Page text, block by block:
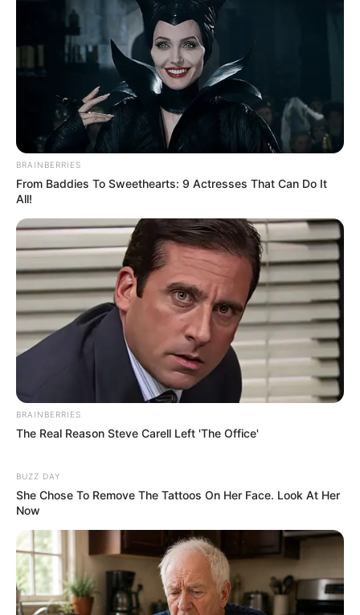
BRAINBERRIES
From Baddies To Sweethearts: 9 Actresses That Can Do It
All!
BRAINBERRIES
The Real Reason Steve Carell Left 'The Office'
BUZZ DAY
She Chose To Remove The Tattoos On Her Face. Look At Her
Now